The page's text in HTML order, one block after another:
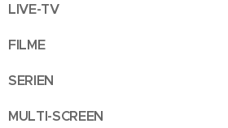
LIVE-TV
FILME
SERIEN
MULTI-SCREEN